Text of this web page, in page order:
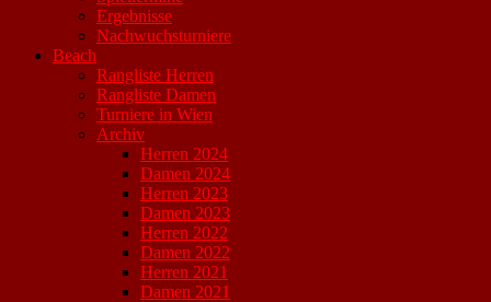
Ergebnisse
Nachwuchsturniere
Beach
Rangliste Herren
Rangliste Damen
Turniere in Wien
Archiv
Herren 2024
Damen 2024
Herren 2023
Damen 2023
Herren 2022
Damen 2022
Herren 2021
Damen 2021